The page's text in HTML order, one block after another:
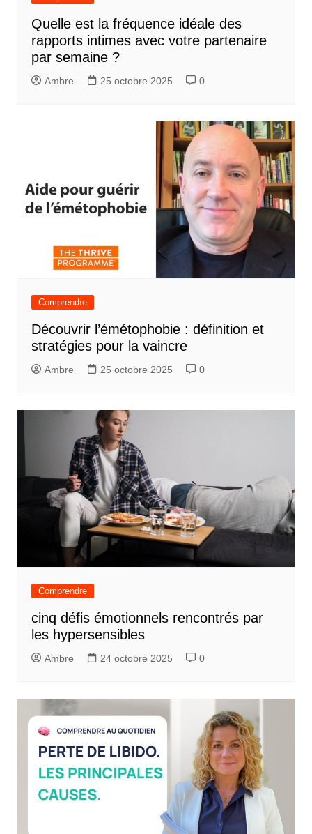
Quelle est la fréquence idéale des
rapports intimes avec votre partenaire
par semaine ?
Ambre 25 octobre 2025 0
Comprendre
Découvrir l’émétophobie : définition et
stratégies pour la vaincre
Ambre 25 octobre 2025 0
Comprendre
cinq défis émotionnels rencontrés par
les hypersensibles
Ambre 24 octobre 2025 0